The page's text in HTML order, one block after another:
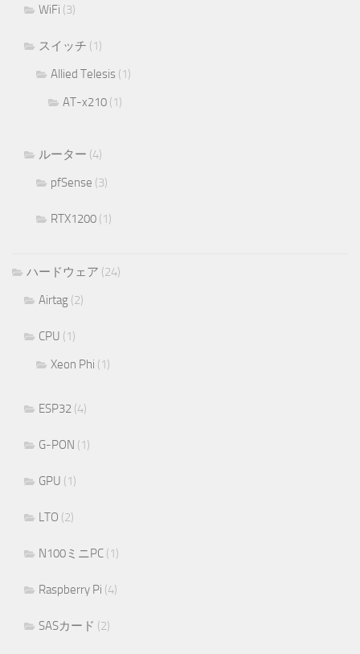
WiFi (3)
スイッチ (1)
Allied Telesis (1)
AT-x210 (1)
ルーター (4)
pfSense (3)
RTX1200 (1)
ハードウェア (24)
Airtag (2)
CPU (1)
Xeon Phi (1)
ESP32 (4)
G-PON (1)
GPU (1)
LTO (2)
N100ミニPC (1)
Raspberry Pi (4)
SASカード (2)